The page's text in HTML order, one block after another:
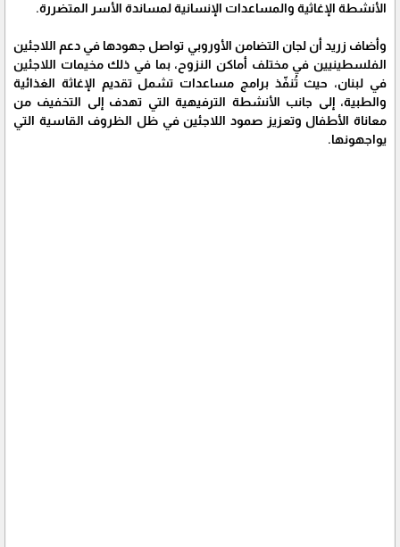
الأنشطة الإغاثية والمساعدات الإنسانية لمساندة الأسر المتضررة.
وأضاف زريد أن لجان التضامن الأوروبي تواصل جهودها في دعم اللاجئين
الفلسطينيين في مختلف أماكن النزوح، بما في ذلك مخيمات اللاجئين
في لبنان، حيث تُنفّذ برامج مساعدات تشمل تقديم الإغاثة الغذائية
والطبية، إلى جانب الأنشطة الترفيهية التي تهدف إلى التخفيف من
معاناة الأطفال وتعزيز صمود اللاجئين في ظل الظروف القاسية التي
يواجهونها.